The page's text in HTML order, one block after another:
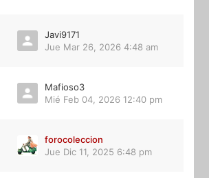
Javi9171
Jue Mar 26, 2026 4:48 am
Mafioso3
Mié Feb 04, 2026 12:40 pm
forocoleccion
Jue Dic 11, 2025 6:48 pm